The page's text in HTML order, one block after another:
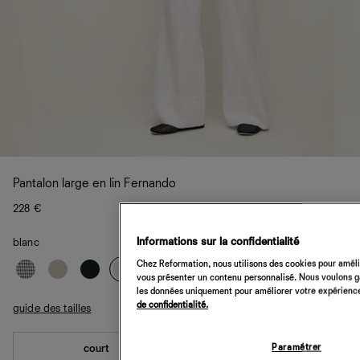
Pantalon large en lin Fernando
228 €
blanc
guide des tailles
court standard
Informations sur la confidentialité
Chez Reformation, nous utilisons des cookies pour
vous présenter un contenu personnalisé. Nous
les données uniquement pour améliorer votre
de confidentialité.
Paramétrer